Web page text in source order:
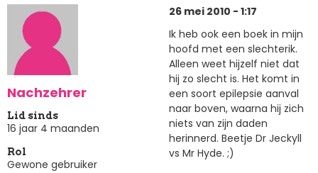
Nachzehrer
Lid sinds
16 jaar 4 maanden
Rol
Gewone gebruiker
26 mei 2010 - 1:17
Ik heb ook een boek in mijn
hoofd met een slechterik.
Alleen weet hijzelf niet dat
hij zo slecht is. Het komt in
een soort epilepsie aanval
naar boven, waarna hij zich
niets van zijn daden
herinnerd. Beetje Dr Jeckyll
vs Mr Hyde. ;)